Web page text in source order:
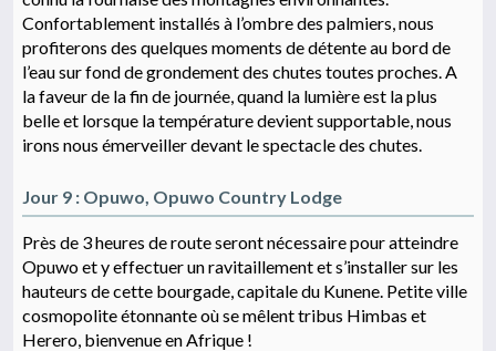
Confortablement installés à l’ombre des palmiers, nous
profiterons des quelques moments de détente au bord de
l’eau sur fond de grondement des chutes toutes proches. A
la faveur de la fin de journée, quand la lumière est la plus
belle et lorsque la température devient supportable, nous
irons nous émerveiller devant le spectacle des chutes.
Jour 9 : Opuwo, Opuwo Country Lodge
Près de 3 heures de route seront nécessaire pour atteindre
Opuwo et y effectuer un ravitaillement et s’installer sur les
hauteurs de cette bourgade, capitale du Kunene. Petite ville
cosmopolite étonnante où se mêlent tribus Himbas et
Herero, bienvenue en Afrique !